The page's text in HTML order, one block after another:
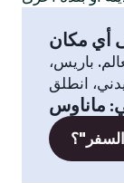
أي مكان
باريس،
: ماناوس